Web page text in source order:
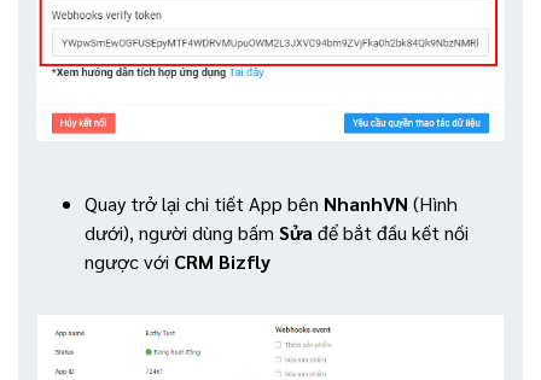
Quay trở lại chi tiết App bên NhanhVN (Hình
dưới), người dùng bấm Sửa để bắt đầu kết nối
ngược với CRM Bizfly